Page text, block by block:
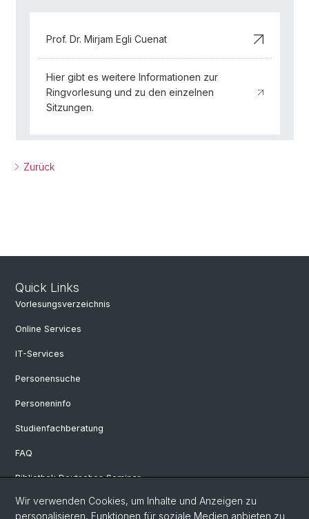
Prof. Dr. Mirjam Egli Cuenat
Hier gibt es weitere Informationen zur
Ringvorlesung und zu den einzelnen
Sitzungen.
Zurück
Quick Links
Vorlesungsverzeichnis
Online Services
IT-Services
Personensuche
Personeninfo
Studienfachberatung
FAQ
Bibliothek Deutsches Seminar
Neuere deutsche Literaturwissenschaft
Wir verwenden Cookies, um Inhalte und Anzeigen zu
personalisieren, Funktionen für soziale Medien anbieten zu